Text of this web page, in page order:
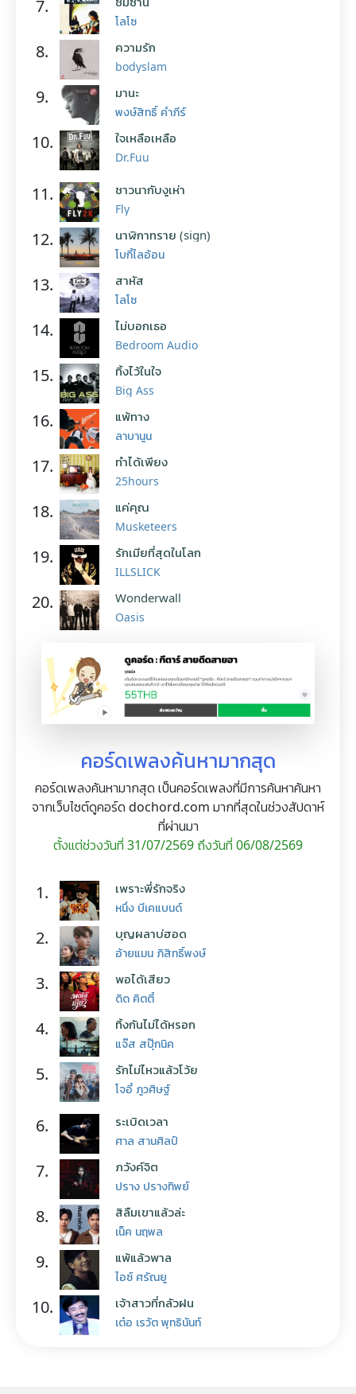
7.
โลโซ
8. ความรัก
bodyslam
9. มานะ
พงษ์สิทธิ์ คำภีร์
10. ใจเหลือเหลือ
Dr.Fuu
11. ชาวนากับงูเห่า
Fly
12. นาฬิกาทราย (sign)
โบกี้ไลอ้อน
13. สาหัส
โลโซ
14. ไม่บอกเธอ
Bedroom Audio
15. ทิ้งไว้ในใจ
Big Ass
16. แพ้ทาง
ลาบานูน
17. ทำได้เพียง
25hours
18. แค่คุณ
Musketeers
19. รักเมียที่สุดในโลก
ILLSLICK
20. Wonderwall
Oasis
คอร์ดเพลงค้นหามากสุด
คอร์ดเพลงค้นหามากสุด เป็นคอร์ดเพลงที่มีการค้นหาค้นหา
จากเว็บไซต์ดูคอร์ด dochord.com มากที่สุดในช่วงสัปดาห์
ที่ผ่านมา
ตั้งแต่ช่วงวันที่ 31/07/2569 ถึงวันที่ 06/08/2569
1. เพราะพี่รักจริง
หนึ่ง บีเคแบนด์
2. บุญผลาบ่ฮอด
อ้ายแมน ภิสิทธิ์พงษ์
3. พอได้เสียว
ดิด คิตตี้
4. ทิ้งกันไม่ได้หรอก
แจ๊ส สปุ๊กนิค
5. รักไม่ไหวแล้วโว้ย
โจอี้ ภูวศิษฐ์
6. ระเบิดเวลา
ศาล สานศิลป์
7. ภวังค์จิต
ปราง ปรางทิพย์
8. สิลืมเขาแล้วล่ะ
เน็ค นฤพล
9. แพ้แล้วพาล
ไอซ์ ศรัณยู
10. เจ้าสาวที่กลัวฝน
เต๋อ เรวัต พุทธินันท์